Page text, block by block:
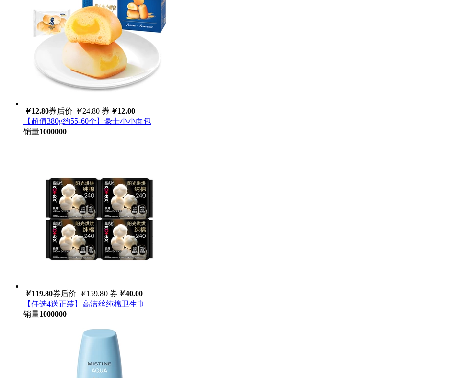
￥12.80券后价 ￥24.80 券 ￥12.00
【超值380g约55-60个】豪士小小面包
销量1000000
￥119.80券后价 ￥159.80 券 ￥40.00
【任选4送正装】高洁丝纯棉卫生巾
销量1000000